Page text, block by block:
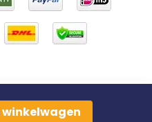
winkelwagen